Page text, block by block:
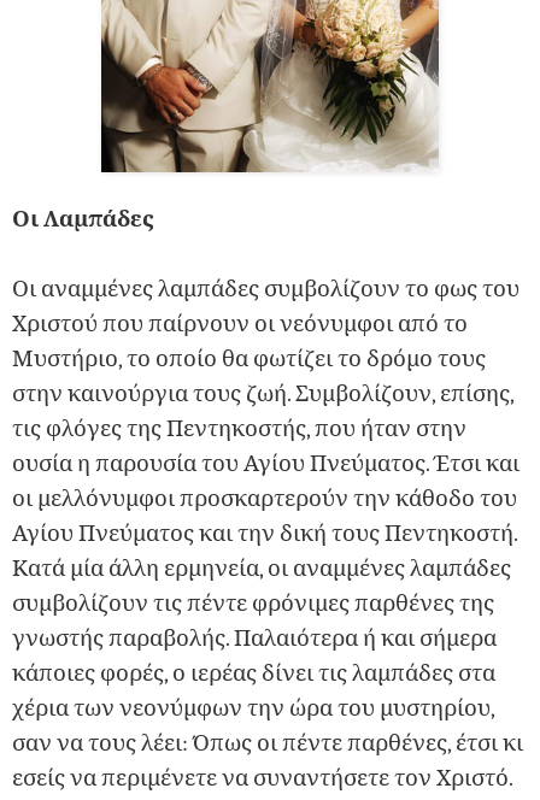
Οι Λαμπάδες
Οι αναμμένες λαμπάδες συμβολίζουν το φως του
Χριστού που παίρνουν οι νεόνυμφοι από το
Μυστήριο, το οποίο θα φωτίζει το δρόμο τους
στην καινούργια τους ζωή. Συμβολίζουν, επίσης,
τις φλόγες της Πεντηκοστής, που ήταν στην
ουσία η παρουσία του Αγίου Πνεύματος. Έτσι και
οι μελλόνυμφοι προσκαρτερούν την κάθοδο του
Αγίου Πνεύματος και την δική τους Πεντηκοστή.
Κατά μία άλλη ερμηνεία, οι αναμμένες λαμπάδες
συμβολίζουν τις πέντε φρόνιμες παρθένες της
γνωστής παραβολής. Παλαιότερα ή και σήμερα
κάποιες φορές, ο ιερέας δίνει τις λαμπάδες στα
χέρια των νεονύμφων την ώρα του μυστηρίου,
σαν να τους λέει: Όπως οι πέντε παρθένες, έτσι κι
εσείς να περιμένετε να συναντήσετε τον Χριστό.